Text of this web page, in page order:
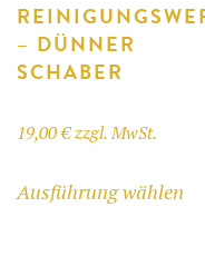
– DÜNNER
SCHABER
19,00€ zzgl. MwSt.
Ausführung wählen